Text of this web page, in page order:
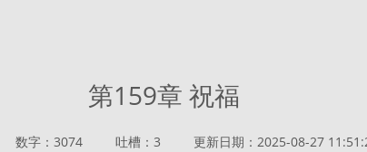
第159章 祝福
数字：3074 吐槽：3 更新日期：2025-08-27